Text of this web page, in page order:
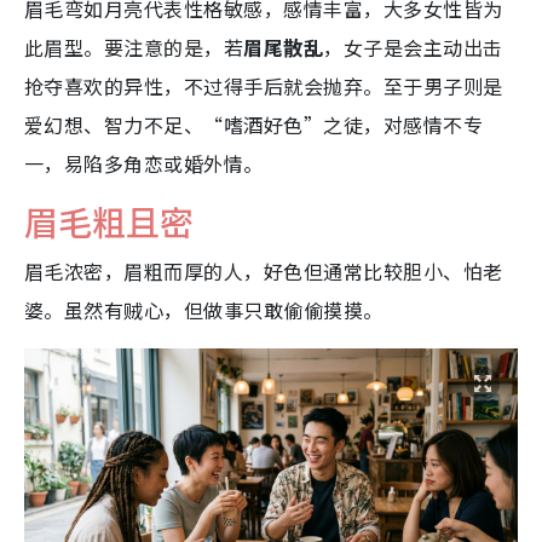
眉毛弯如月亮代表性格敏感，感情丰富，大多女性皆为
此眉型。要注意的是，若眉尾散乱，女子是会主动出击
抢夺喜欢的异性，不过得手后就会抛弃。至于男子则是
爱幻想、智力不足、“嗜酒好色”之徒，对感情不专
一，易陷多角恋或婚外情。
眉毛粗且密
眉毛浓密，眉粗而厚的人，好色但通常比较胆小、怕老
婆。虽然有贼心，但做事只敢偷偷摸摸。